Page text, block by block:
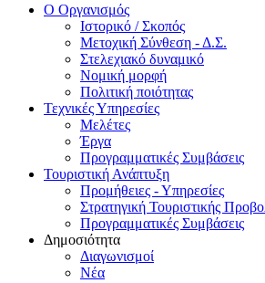
Ο Οργανισμός
Ιστορικό / Σκοπός
Μετοχική Σύνθεση - Δ.Σ.
Στελεχιακό δυναμικό
Νομική μορφή
Πολιτική ποιότητας
Τεχνικές Υπηρεσίες
Μελέτες
Έργα
Προγραμματικές Συμβάσεις
Τουριστική Ανάπτυξη
Προμήθειες - Υπηρεσίες
Στρατηγική Τουριστικής
Προγραμματικές Συμβάσεις
Δημοσιότητα
Διαγωνισμοί
Νέα